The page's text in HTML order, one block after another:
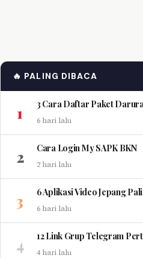
🔥 PALING DIBACA
1 3 Cara Daftar Paket
6 hari lalu
2 Cara Login My SAPK BKN
2 hari lalu
3 6 Aplikasi Video Jepang
6 hari lalu
4 12 Link Grup Telegram
4 hari lalu